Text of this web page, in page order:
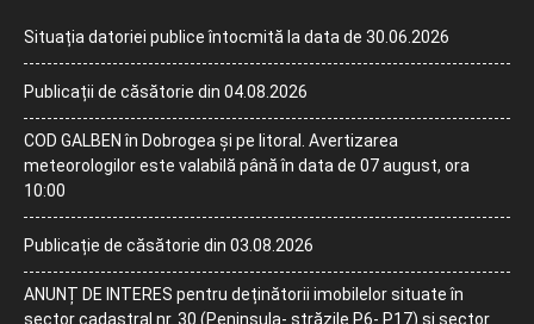
Situația datoriei publice întocmită la data de 30.06.2026
Publicații de căsătorie din 04.08.2026
COD GALBEN în Dobrogea și pe litoral. Avertizarea
meteorologilor este valabilă până în data de 07 august, ora
10:00
Publicație de căsătorie din 03.08.2026
ANUNȚ DE INTERES pentru deținătorii imobilelor situate în
sector cadastral nr. 30 (Peninsula- străzile P6- P17) și sector